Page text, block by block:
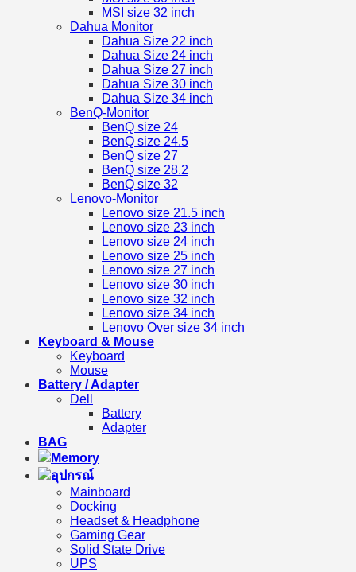
MSI size 32 inch
Dahua Monitor
Dahua Size 22 inch
Dahua Size 24 inch
Dahua Size 27 inch
Dahua Size 30 inch
Dahua Size 34 inch
BenQ-Monitor
BenQ size 24
BenQ size 24.5
BenQ size 27
BenQ size 28.2
BenQ size 32
Lenovo-Monitor
Lenovo size 21.5 inch
Lenovo size 23 inch
Lenovo size 24 inch
Lenovo size 25 inch
Lenovo size 27 inch
Lenovo size 30 inch
Lenovo size 32 inch
Lenovo size 34 inch
Lenovo Over size 34 inch
Keyboard & Mouse
Keyboard
Mouse
Battery / Adapter
Dell
Battery
Adapter
BAG
Memory
อุปกรณ์
Mainboard
Docking
Headset & Headphone
Gaming Gear
Solid State Drive
UPS